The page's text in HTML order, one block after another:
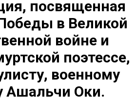
посвященная
в Великой
войне и
поэтессе,
военному
Ашальчи Оки.